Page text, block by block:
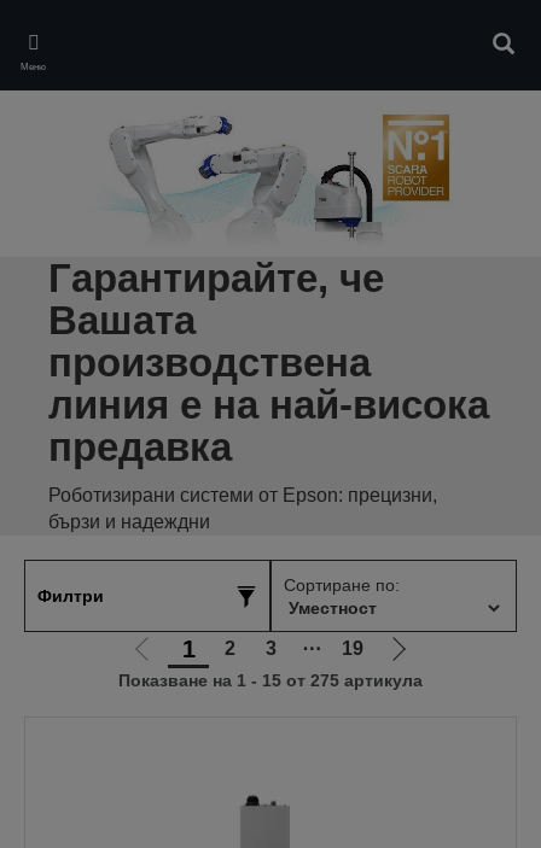
main
content
Меню
Гарантирайте, че
Вашата
производствена
линия е на най-висока
предавка
Роботизирани системи от Epson: прецизни,
бързи и надеждни
Филтри
Сортиране по:
Отиди
на
1 2 3 ⋯ 19
Отиди
на
Показване на 1 - 15 от 275 артикула